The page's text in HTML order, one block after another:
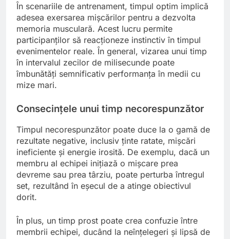
În scenariile de antrenament, timpul optim implică
adesea exersarea mișcărilor pentru a dezvolta
memoria musculară. Acest lucru permite
participanților să reacționeze instinctiv în timpul
evenimentelor reale. În general, vizarea unui timp
în intervalul zecilor de milisecunde poate
îmbunătăți semnificativ performanța în medii cu
mize mari.
Consecințele unui timp necorespunzător
Timpul necorespunzător poate duce la o gamă de
rezultate negative, inclusiv ținte ratate, mișcări
ineficiente și energie irosită. De exemplu, dacă un
membru al echipei inițiază o mișcare prea
devreme sau prea târziu, poate perturba întregul
set, rezultând în eșecul de a atinge obiectivul
dorit.
În plus, un timp prost poate crea confuzie între
membrii echipei, ducând la neînțelegeri și lipsă de